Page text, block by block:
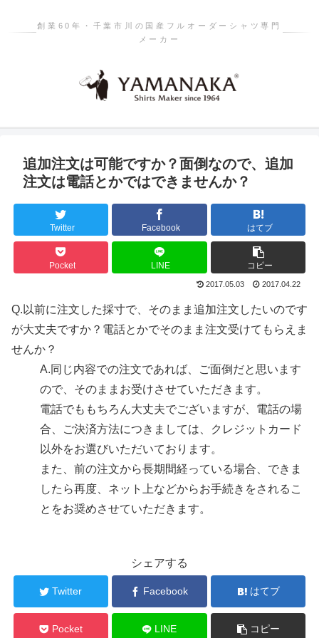
創業60年・千葉市川の国産フルオーダーシャツ専門
メーカー
追加注文は可能ですか？面倒なので、追加
注文は電話とかではできませんか？
Twitter Facebook はてブ
Pocket LINE コピー
2017.05.03 2017.04.22
Q. 以前に注文した採寸で、そのまま追加注文したいのです
が大丈夫ですか？電話とかでそのまま注文受けてもらえま
せんか？
A.同じ内容での注文であれば、ご面倒だと思います
ので、そのままお受けさせていただきます。
電話でももちろん大丈夫でございますが、電話の場
合、ご決済方法につきましては、クレジットカード
以外をお選びいただいております。
また、前の注文から長期間経っている場合、できま
したら再度、ネット上などからお手続きをされるこ
とをお奨めさせていただきます。
シェアする
Twitter Facebook はてブ
Pocket LINE コピー